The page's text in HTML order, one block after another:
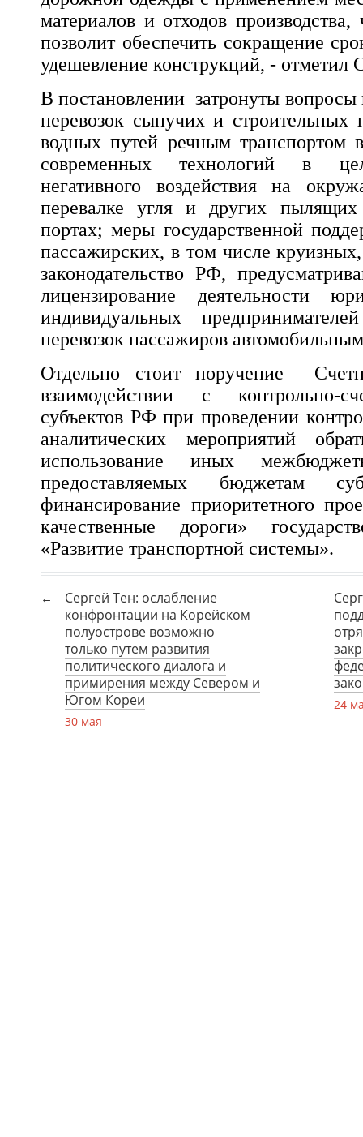
материалов и отходов
позволит обеспечить сокращение
удешевление конструкций, - отметил
В постановлении затронуты
перевозок сыпучих и строительных
водных путей речным транспортом
современных технологий в
негативного воздействия на
перевалке угля и других
портах; меры государственной
пассажирских, в том числе
законодательство РФ,
лицензирование деятельности
индивидуальных
перевозок пассажиров
Отдельно стоит поручение
взаимодействии с контрольно-
субъектов РФ при проведении
аналитических мероприятий
использование иных
предоставляемых бюджетам
финансирование приоритетного
качественные дороги»
«Развитие транспортной системы».
Сергей Тен: ослабление
конфронтации на Корейском
полуострове возможно
только путем развития
политического диалога и
примирения между Севером и
Югом Кореи
30 мая
24